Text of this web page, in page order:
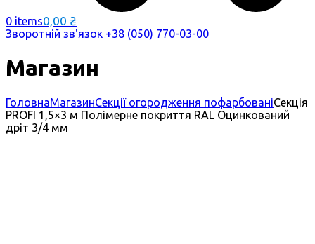
0 items0,00 ₴
Зворотній зв'язок +38 (050) 770-03-00
Магазин
ГоловнаМагазинСекції огородження пофарбованіСекція
PROFI 1,5×3 м Полімерне покриття RAL Оцинкований
дріт 3/4 мм